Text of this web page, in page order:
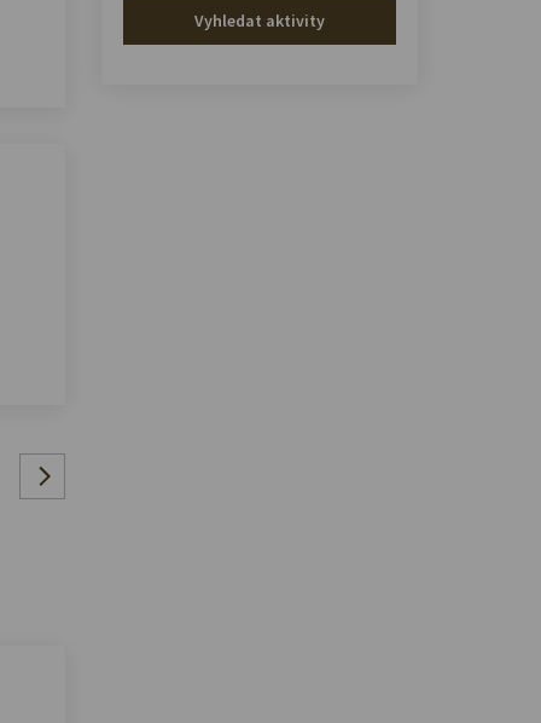
Vyhledat aktivity